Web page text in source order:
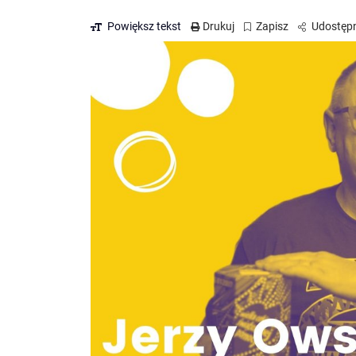
Powiększ tekst Drukuj Zapisz